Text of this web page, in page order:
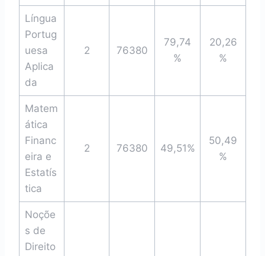
Língua
Portug
uesa
Aplica
da
2 76380
79,74
%
20,26
%
Matem
ática
Financ
eira e
Estatís
tica
2 76380 49,51%
50,49
%
Noçõe
s de
Direito